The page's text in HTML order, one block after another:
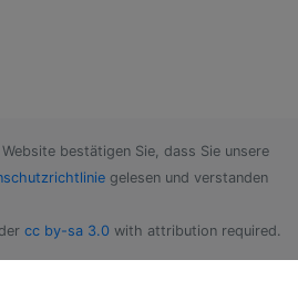
bestätigen Sie, dass Sie unsere
gelesen und verstanden
cc by-sa 3.0 with attribution required.